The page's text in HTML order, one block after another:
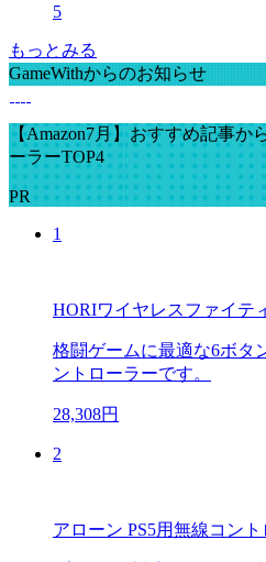
5
もっとみる
GameWithからのお知らせ
【Amazon7月】おすすめ記事か
ーラーTOP4
PR
1
HORIワイヤレスファイテ
格闘ゲームに最適な6ボタ
ントローラーです。
28,308円
2
アローン PS5用無線コン